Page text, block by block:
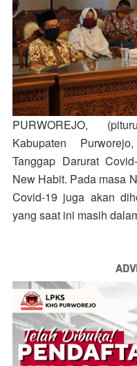
PURWOREJO,
Kabupaten
Tanggap Darurat
New Habit. Pada masa
Covid-19 juga akan
yang saat ini masih